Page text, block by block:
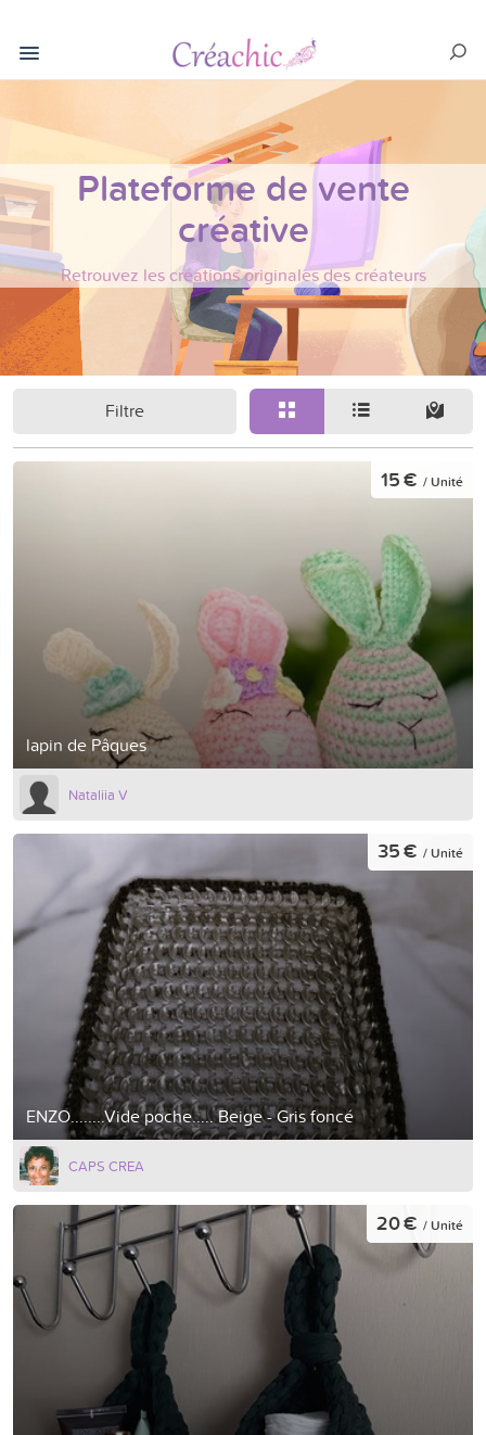
Plateforme de vente
créative
Retrouvez les créations originales des créateurs
Filtre
lapin de Pâques
15 € / Unité
Nataliia V
ENZO........Vide poche..... Beige - Gris foncé
35 € / Unité
CAPS CREA
20 € / Unité